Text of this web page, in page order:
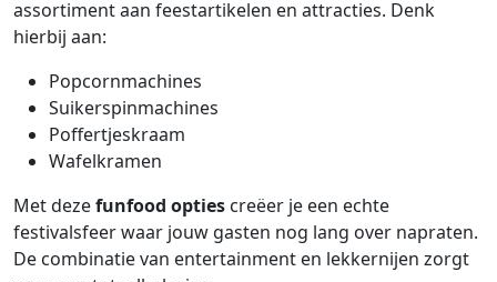
assortiment aan feestartikelen en attracties. Denk
hierbij aan:
Popcornmachines
Suikerspinmachines
Poffertjeskraam
Wafelkramen
Met dezefunfood opties creëer je een echte
festivalsfeer waar jouw gasten nog lang over napraten.
De combinatie van entertainment en lekkernijen zorgt